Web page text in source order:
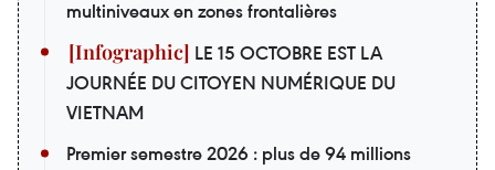
multiniveaux en zones frontalières
LE 15 OCTOBRE EST LA
JOURNÉE DU CITOYEN NUMÉRIQUE DU
VIETNAM
Premier semestre 2026 : plus de 94 millions